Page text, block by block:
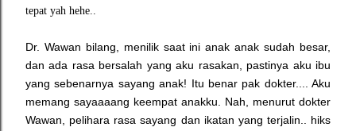
tepat yah hehe..
Dr. Wawan bilang, menilik saat ini anak anak sudah besar,
dan ada rasa bersalah yang aku rasakan, pastinya aku ibu
yang sebenarnya sayang anak! Itu benar pak dokter.... Aku
memang sayaaaang keempat anakku. Nah, menurut dokter
Wawan, pelihara rasa sayang dan ikatan yang terjalin.. hiks